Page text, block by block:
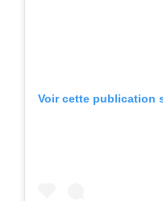
Voir cette publication